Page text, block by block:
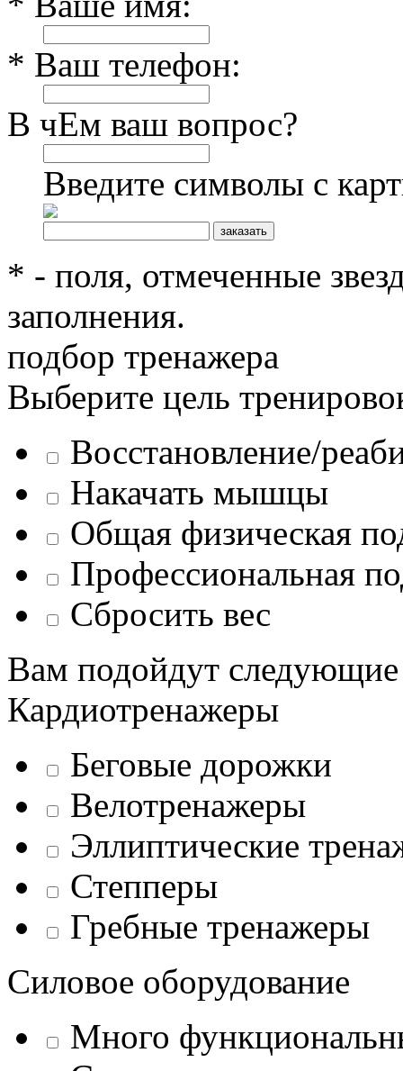
* Ваш телефон:
В чЕм ваш вопрос?
Введите символы с
* - поля, отмеченные
заполнения.
подбор тренажера
Выберите цель
Восстановление/
Накачать мышцы
Общая физическая
Профессиональная
Сбросить вес
Вам подойдут
Кардиотренажеры
Беговые дорожки
Велотренажеры
Эллиптические
Степперы
Гребные тренажеры
Силовое оборудование
Много